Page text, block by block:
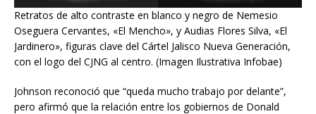
Retratos de alto contraste en blanco y negro de Nemesio
Oseguera Cervantes, «El Mencho», y Audias Flores Silva, «El
Jardinero», figuras clave del Cártel Jalisco Nueva Generación,
con el logo del CJNG al centro. (Imagen Ilustrativa Infobae)
Johnson reconoció que “queda mucho trabajo por delante”,
pero afirmó que la relación entre los gobiernos de Donald